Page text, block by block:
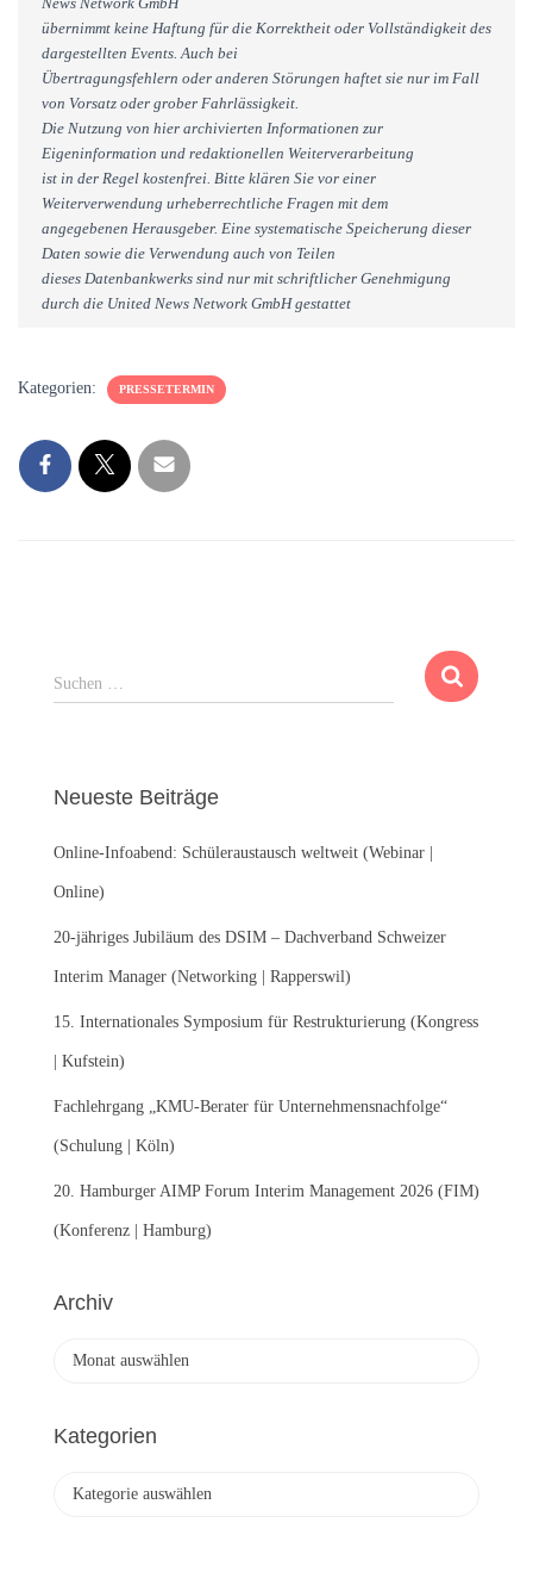
übernimmt keine Haftung für die Korrektheit oder Vollständigkeit des
dargestellten Events. Auch bei
Übertragungsfehlern oder anderen Störungen haftet sie nur im Fall
von Vorsatz oder grober Fahrlässigkeit.
Die Nutzung von hier archivierten Informationen zur
Eigeninformation und redaktionellen Weiterverarbeitung
ist in der Regel kostenfrei. Bitte klären Sie vor einer
Weiterverwendung urheberrechtliche Fragen mit dem
angegebenen Herausgeber. Eine systematische Speicherung dieser
Daten sowie die Verwendung auch von Teilen
dieses Datenbankwerks sind nur mit schriftlicher Genehmigung
durch die United News Network GmbH gestattet
Kategorien: PRESSETERMIN
S
u
n
a
c
:
Suchen …
Neueste Beiträge
Online-Infoabend: Schüleraustausch weltweit (Webinar |
Online)
20-jähriges Jubiläum des DSIM – Dachverband Schweizer
Interim Manager (Networking | Rapperswil)
15. Internationales Symposium für Restrukturierung (Kongress
| Kufstein)
Fachlehrgang „KMU-Berater für Unternehmensnachfolge“
(Schulung | Köln)
20. Hamburger AIMP Forum Interim Management 2026 (FIM)
(Konferenz | Hamburg)
Archiv
h
Kategorien